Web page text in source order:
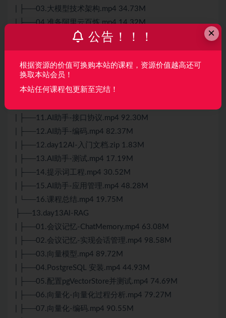
| ├──03.大模型技术架构.mp4 34.73M
| ├──04.准备阿里云百炼.mp4 14.32M
| ├──05.体验大模型.mp4 21.95M
| ├──06.本地安装大模型.mp4 24.34M
| ├──07.体验集成大模型到项目.mp4 28.46M
| ├──08.SpringAI环境配置.mp4 45.07M
| ├──09.Spring入门-同步调用.mp4 29.79M
| ├──11.AI助手-接口协议.mp4 92.30M
| ├──12.AI助手-编码.mp4 82.37M
| ├──12.day12Al-入门文档.zip 1.83M
| ├──13.AI助手-测试.mp4 17.19M
| ├──14.提示词工程.mp4 30.52M
| ├──15.AI助手-应用管理.mp4 48.28M
| └──16.课程总结.mp4 19.75M
├──13.day13Al-RAG
| ├──01.会议记忆-ChatMemory.mp4 63.08M
| ├──02.会议记忆-实现会话管理.mp4 98.58M
| ├──03.向量模型.mp4 89.72M
| ├──04.PostgreSQL 安装.mp4 44.93M
| ├──05.配置pgVectorStore并测试.mp4 74.69M
| ├──06.向量化-向量化过程分析.mp4 79.27M
| ├──07.向量化-编码.mp4 90.55M
×
公告！！！
根据资源的价值可换购本站的课程，资源价值越高还可
换取本站会员！
本站任何课程包更新至完结！